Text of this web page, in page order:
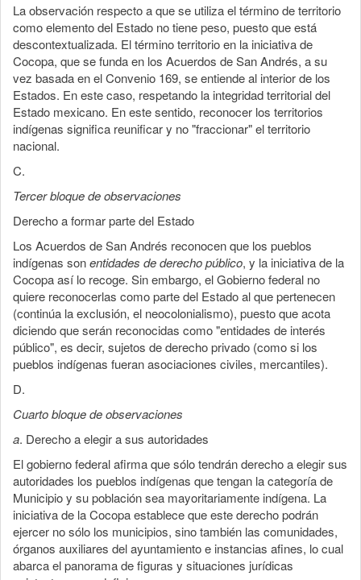
La observación respecto a que se utiliza el término de territorio
como elemento del Estado no tiene peso, puesto que está
descontextualizada. El término territorio en la iniciativa de
Cocopa, que se funda en los Acuerdos de San Andrés, a su
vez basada en el Convenio 169, se entiende al interior de los
Estados. En este caso, respetando la integridad territorial del
Estado mexicano. En este sentido, reconocer los territorios
indígenas significa reunificar y no "fraccionar" el territorio
nacional.
C.
Tercer bloque de observaciones
Derecho a formar parte del Estado
Los Acuerdos de San Andrés reconocen que los pueblos
indígenas sonentidades de derecho público, y la iniciativa de la
Cocopa así lo recoge. Sin embargo, el Gobierno federal no
quiere reconocerlas como parte del Estado al que pertenecen
(continúa la exclusión, el neocolonialismo), puesto que acota
diciendo que serán reconocidas como "entidades de interés
público", es decir, sujetos de derecho privado (como si los
pueblos indígenas fueran asociaciones civiles, mercantiles).
D.
Cuarto bloque de observaciones
a. Derecho a elegir a sus autoridades
El gobierno federal afirma que sólo tendrán derecho a elegir sus
autoridades los pueblos indígenas que tengan la categoría de
Municipio y su población sea mayoritariamente indígena. La
iniciativa de la Cocopa establece que este derecho podrán
ejercer no sólo los municipios, sino también las comunidades,
órganos auxiliares del ayuntamiento e instancias afines, lo cual
abarca el panorama de figuras y situaciones jurídicas